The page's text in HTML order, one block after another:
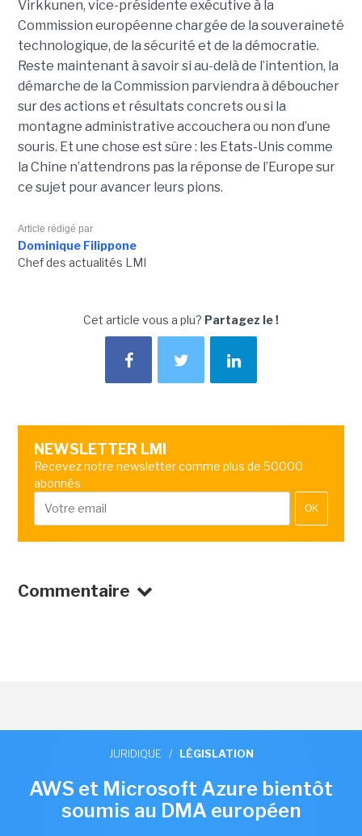
Virkkunen, vice-présidente exécutive à la
Commission européenne chargée de la souveraineté
technologique, de la sécurité et de la démocratie.
Reste maintenant à savoir si au-delà de l’intention, la
démarche de la Commission parviendra à déboucher
sur des actions et résultats concrets ou si la
montagne administrative accouchera ou non d’une
souris. Et une chose est sûre : les Etats-Unis comme
la Chine n’attendrons pas la réponse de l’Europe sur
ce sujet pour avancer leurs pions.
Article rédigé par
Dominique Filippone
Chef des actualités LMI
Cet article vous a plu? Partagez le !
NEWSLETTER LMI
Recevez notre newsletter comme plus de 50000
abonnés
OK
Commentaire
JURIDIQUE / LÉGISLATION
AWS et Microsoft Azure bientôt
soumis au DMA européen